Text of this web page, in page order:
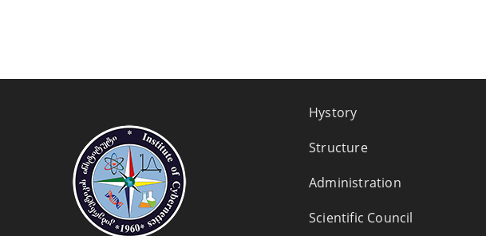
Hystory
Structure
Administration
Scientific Council